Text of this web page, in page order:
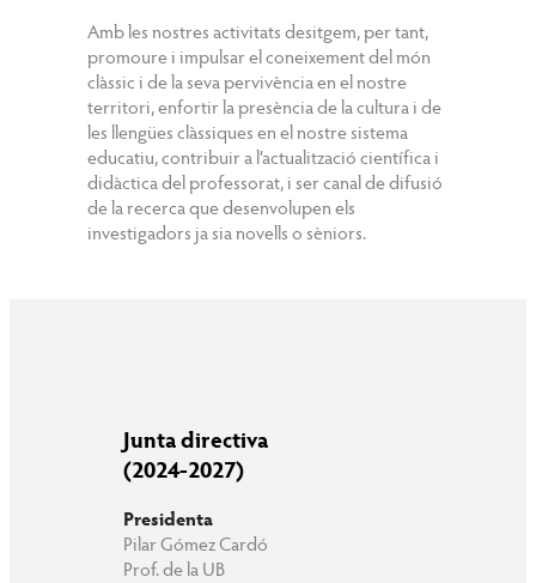
Amb les nostres activitats desitgem, per tant,
promoure i impulsar el coneixement del món
clàssic i de la seva pervivència en el nostre
territori, enfortir la presència de la cultura i de
les llengües clàssiques en el nostre sistema
educatiu, contribuir a l’actualització científica i
didàctica del professorat, i ser canal de difusió
de la recerca que desenvolupen els
investigadors ja sia novells o sèniors.
Junta directiva
(2024-2027)
Presidenta
Pilar Gómez Cardó
Prof. de la UB